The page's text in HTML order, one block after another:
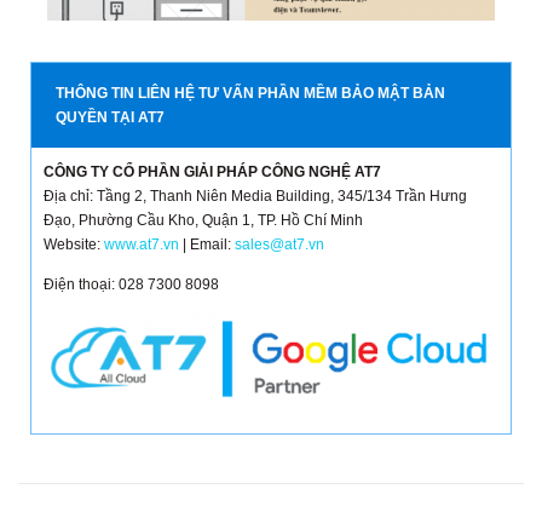
THÔNG TIN LIÊN HỆ TƯ VẤN PHẦN MỀM BẢO MẬT BẢN
QUYỀN TẠI AT7
CÔNG TY CỔ PHẦN GIẢI PHÁP CÔNG NGHỆ AT7
Địa chỉ: Tầng 2, Thanh Niên Media Building, 345/134 Trần Hưng
Đạo, Phường Cầu Kho, Quận 1, TP. Hồ Chí Minh
Website: www.at7.vn | Email: sales@at7.vn
Điện thoại: 028 7300 8098